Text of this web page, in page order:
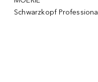
Schwarzkopf Professional